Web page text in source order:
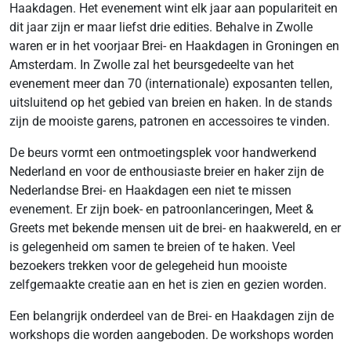
Haakdagen. Het evenement wint elk jaar aan populariteit en
dit jaar zijn er maar liefst drie edities. Behalve in Zwolle
waren er in het voorjaar Brei- en Haakdagen in Groningen en
Amsterdam. In Zwolle zal het beursgedeelte van het
evenement meer dan 70 (internationale) exposanten tellen,
uitsluitend op het gebied van breien en haken. In de stands
zijn de mooiste garens, patronen en accessoires te vinden.
De beurs vormt een ontmoetingsplek voor handwerkend
Nederland en voor de enthousiaste breier en haker zijn de
Nederlandse Brei- en Haakdagen een niet te missen
evenement. Er zijn boek- en patroonlanceringen, Meet &
Greets met bekende mensen uit de brei- en haakwereld, en er
is gelegenheid om samen te breien of te haken. Veel
bezoekers trekken voor de gelegeheid hun mooiste
zelfgemaakte creatie aan en het is zien en gezien worden.
Een belangrijk onderdeel van de Brei- en Haakdagen zijn de
workshops die worden aangeboden. De workshops worden